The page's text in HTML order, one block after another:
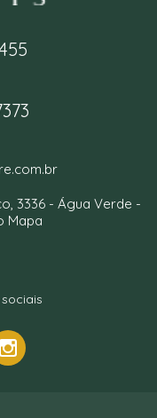
3336 - Água Verde -
Mapa